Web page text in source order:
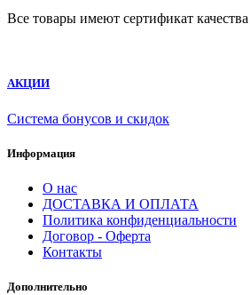
Все товары имеют сертификат качества
АКЦИИ
Система бонусов и скидок
Информация
О нас
ДОСТАВКА И ОПЛАТА
Политика конфиденциальности
Договор - Оферта
Контакты
Дополнительно